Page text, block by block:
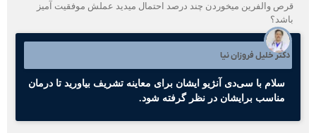
والفرین میخوردن چند درصد احتمال میدید عملش موفقیت آمیز
دکتر خلیل فروزان نیا
سلام با سی‌دی آنژیو ایشان برای معاینه تشریف بیاورید تا درمان
مناسب برایشان در نظر گرفته شود.